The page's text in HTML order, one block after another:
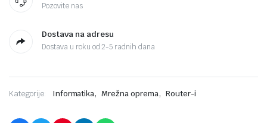
Pozovite nas
Dostava na adresu
Dostava u roku od 2-5 radnih dana
Kategorije: Informatika, Mrežna oprema, Router-i